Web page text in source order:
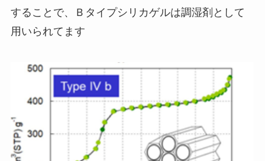
することで、Ｂタイプシリカゲルは調湿剤として
用いられてます